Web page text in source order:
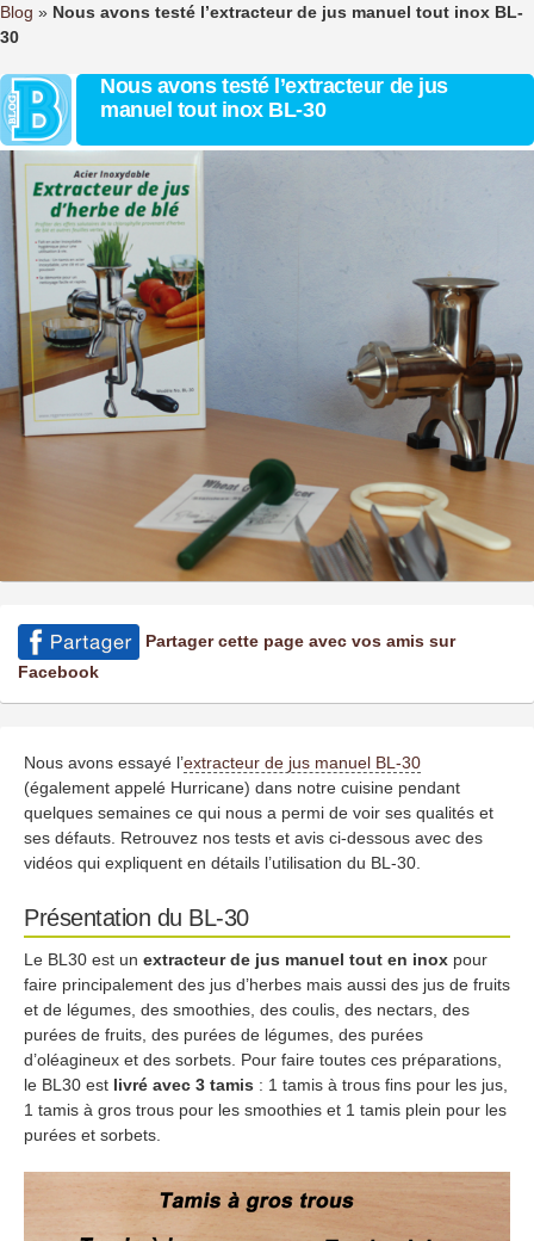
Blog » Nous avons testé l’extracteur de jus manuel tout inox BL-
30
Nous avons testé l’extracteur de jus
manuel tout inox BL-30
Partager cette page avec vos amis sur
Facebook
Nous avons essayé l’extracteur de jus manuel BL-30
(également appelé Hurricane) dans notre cuisine pendant
quelques semaines ce qui nous a permi de voir ses qualités et
ses défauts. Retrouvez nos tests et avis ci-dessous avec des
vidéos qui expliquent en détails l’utilisation du BL-30.
Présentation du BL-30
Le BL30 est un extracteur de jus manuel tout en inox pour
faire principalement des jus d’herbes mais aussi des jus de fruits
et de légumes, des smoothies, des coulis, des nectars, des
purées de fruits, des purées de légumes, des purées
d’oléagineux et des sorbets. Pour faire toutes ces préparations,
le BL30 est livré avec 3 tamis : 1 tamis à trous fins pour les jus,
1 tamis à gros trous pour les smoothies et 1 tamis plein pour les
purées et sorbets.